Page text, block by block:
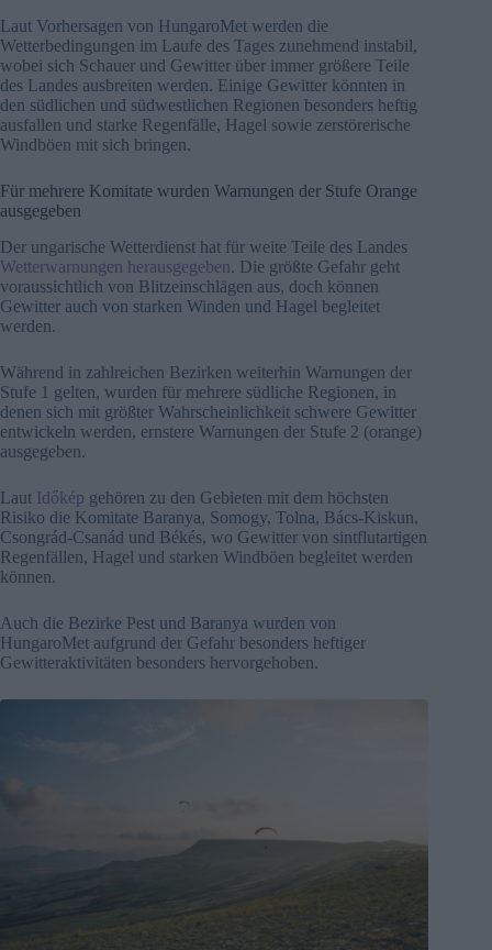
Laut Vorhersagen von HungaroMet werden die
Wetterbedingungen im Laufe des Tages zunehmend instabil,
wobei sich Schauer und Gewitter über immer größere Teile
des Landes ausbreiten werden. Einige Gewitter könnten in
den südlichen und südwestlichen Regionen besonders heftig
ausfallen und starke Regenfälle, Hagel sowie zerstörerische
Windböen mit sich bringen.
Für mehrere Komitate wurden Warnungen der Stufe Orange
ausgegeben
Der ungarische Wetterdienst hat für weite Teile des Landes
Wetterwarnungen herausgegeben. Die größte Gefahr geht
voraussichtlich von Blitzeinschlägen aus, doch können
Gewitter auch von starken Winden und Hagel begleitet
werden.
Während in zahlreichen Bezirken weiterhin Warnungen der
Stufe 1 gelten, wurden für mehrere südliche Regionen, in
denen sich mit größter Wahrscheinlichkeit schwere Gewitter
entwickeln werden, ernstere Warnungen der Stufe 2 (orange)
ausgegeben.
Laut Időkép gehören zu den Gebieten mit dem höchsten
Risiko die Komitate Baranya, Somogy, Tolna, Bács-Kiskun,
Csongrád-Csanád und Békés, wo Gewitter von sintflutartigen
Regenfällen, Hagel und starken Windböen begleitet werden
können.
Auch die Bezirke Pest und Baranya wurden von
HungaroMet aufgrund der Gefahr besonders heftiger
Gewitteraktivitäten besonders hervorgehoben.